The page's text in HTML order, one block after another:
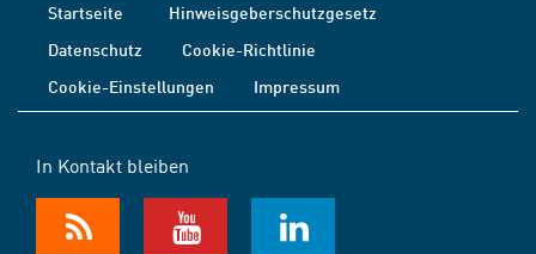
Startseite
Hinweisgeberschutzgesetz
Datenschutz
Cookie-Richtlinie
Cookie-Einstellungen
Impressum
In Kontakt bleiben